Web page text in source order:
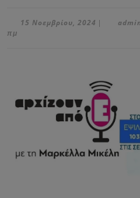
15 Νοεμβρίου, 2024 15
πμ